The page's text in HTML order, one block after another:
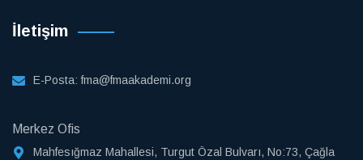
İletişim
E-Posta:fma@fmaakademi.org
Merkez Ofis
Mahfesığmaz Mahallesi, Turgut Özal Bulvarı, No:73, Çağla